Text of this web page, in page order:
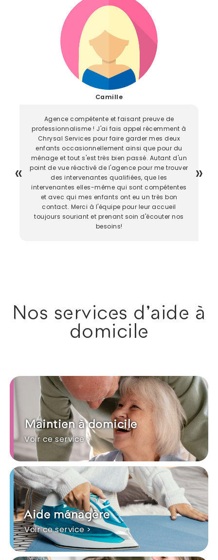
Camille
Agence compétente et faisant preuve de
professionnalisme ! J'ai fais appel récemment à
Chrysal Services pour faire garder mes deux
enfants occasionnellement ainsi que pour du
ménage et tout s'est très bien passé. Autant d'un
point de vue réactivé de l'agence pour me trouver
des intervenantes qualifiées, que les
intervenantes elles-même qui sont compétentes
et avec qui mes enfants ont eu un très bon
contact. Merci à l'équipe pour leur accueil
toujours souriant et prenant soin d'écouter nos
besoins!
Nos services d'aide à
domicile
Maintien à domicile
Voir ce service >
Aide ménagère
Voir ce service >